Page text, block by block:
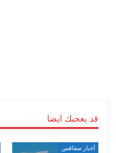
قد يعجبك ايضا
أخبار صفاقس